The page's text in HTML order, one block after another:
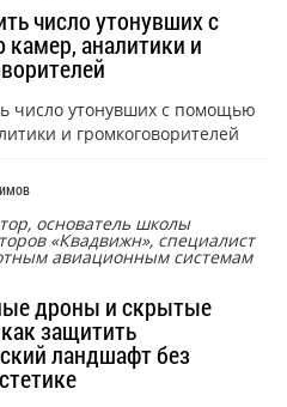
число утонувших с
аналитики и
число утонувших с помощью
и громкоговорителей
основатель школы
«Квадвижн», специалист
авиационным системам
дроны и скрытые
защитить
ландшафт без